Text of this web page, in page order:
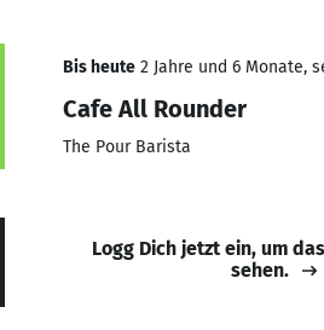
Bis heute 2 Jahre und 6 Monate,
Cafe All Rounder
The Pour Barista
Logg Dich jetzt ein, um
sehen.